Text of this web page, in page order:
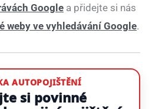
Google a přidejte si nás
weby ve vyhledávání Google.
AUTOPOJIŠTĚNÍ
si povinné